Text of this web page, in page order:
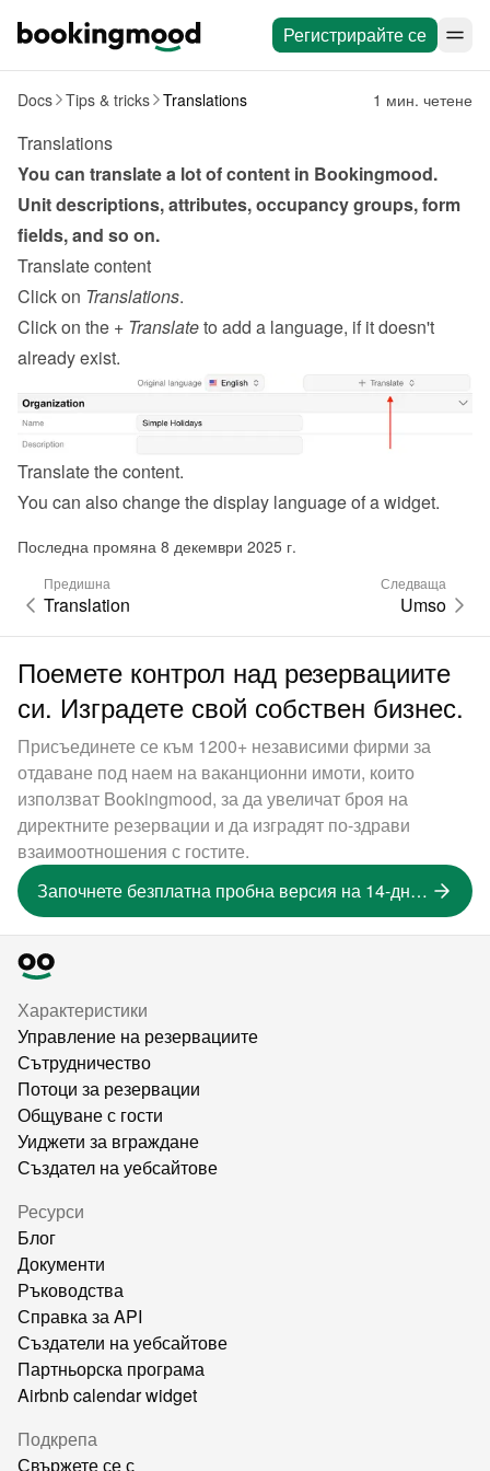
Регистрирайте се
Docs Tips & tricks Translations 1 мин. четене
Translations
You can translate a lot of content in Bookingmood.
Unit descriptions, attributes, occupancy groups, form
fields, and so on.
Translate content
Click on Translations.
Click on the + Translate to add a language, if it doesn't
already exist.
Translate the content.
You can also change the display language of a widget.
Последна промяна 8 декември 2025 г.
Предишна
Translation
Следваща
Umso
Поемете контрол над резервациите
си. Изградете свой собствен бизнес.
Присъединете се към 1200+ независими фирми за
отдаване под наем на ваканционни имоти, които
използват Bookingmood, за да увеличат броя на
директните резервации и да изградят по-здрави
взаимоотношения с гостите.
Започнете безплатна пробна версия на 14-дневна версия
Характеристики
Управление на резервациите
Сътрудничество
Потоци за резервации
Общуване с гости
Уиджети за вграждане
Създател на уебсайтове
Ресурси
Блог
Документи
Ръководства
Справка за API
Създатели на уебсайтове
Партньорска програма
Airbnb calendar widget
Подкрепа
Свържете се с